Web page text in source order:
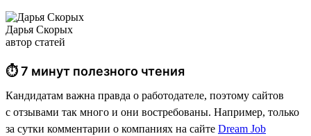
Дарья Скорых
автор статей
⏱ 7 минут полезного чтения
Кандидатам важна правда о работодателе, поэтому сайтов
с отзывами так много и они востребованы. Например, только
за сутки комментарии о компаниях на сайте Dream Job